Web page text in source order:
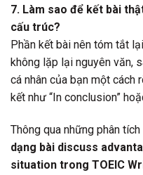
7. Làm sao để kết bài
cấu trúc?
Phần kết bài nên tóm tắt
không lặp lại nguyên văn,
cá nhân của bạn một cách
kết như “In conclusion”
Thông qua những phân
dạng bài discuss
situation trong TOEIC